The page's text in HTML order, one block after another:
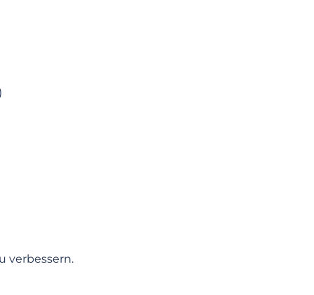
verbessern.